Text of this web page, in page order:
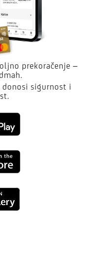
prekoračenje –
sigurnost i